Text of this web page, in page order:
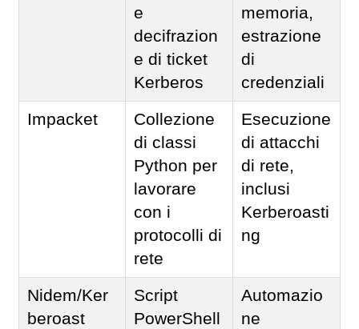
e
decifrazion
e di ticket
Kerberos
memoria,
estrazione
di
credenziali
Impacket
Collezione
di classi
Python per
lavorare
con i
protocolli di
rete
Esecuzione
di attacchi
di rete,
inclusi
Kerberoasti
ng
Nidem/Ker
beroast
Script
PowerShell
Automazio
ne